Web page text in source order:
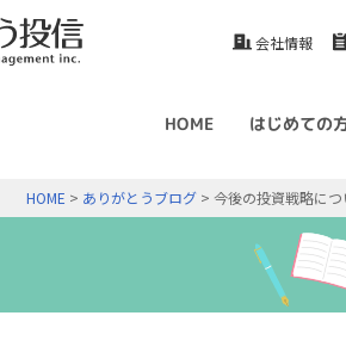
会社情報
HOME はじめての
HOME > ありがとうブログ > 今後の投資戦略に